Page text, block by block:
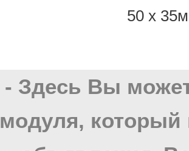
50 х
- Здесь Вы
модуля, который